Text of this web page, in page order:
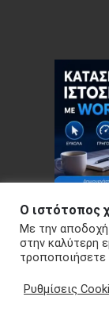
Copyright ©
Ο ιστότοπος
Με την
στην καλύτερη
τροποποιήσετε
Ρυθμίσεις